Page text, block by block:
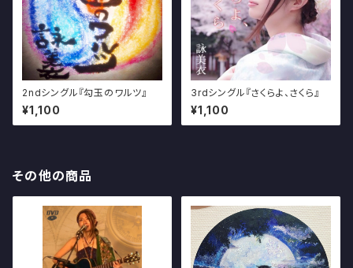
2ndシングル『勾玉のワルツ』
¥1,100
3rdシングル『さくらよ、さくら』
¥1,100
その他の商品